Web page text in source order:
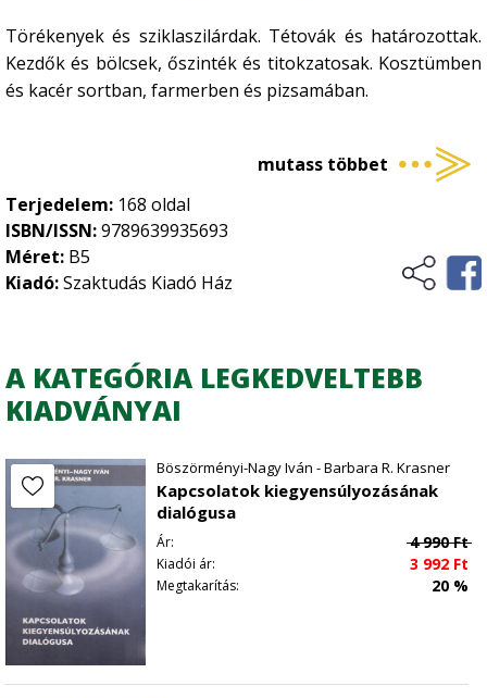
Kertészet
• Növényvédelem
Szőlészet-borászat
Történelem, kultúrtörténet
Törékenyek és sziklaszilárdak. Tétovák és határozottak.
Kezdők és bölcsek, őszinték és titokzatosak. Kosztümben
és kacér sortban, farmerben és pizsamában.
Álmodnak nyitott szívvel, ébrednek kétségekkel.
Szeretnek, remélnek, csalódnak, talpraállnak. Nélkülük
minden semmi, velük megtelik az űr. Millió év is kevés
lenne, hogy megfejthesd, mire gondolnak. A novellák –
tükrök, benne magadra ismersz. Vagy Rá? Ilyenek
vagyunk, ilyenek Ők: a Nők.
mutass többet
Terjedelem: 168 oldal
ISBN/ISSN:9789639935693
Méret: B5
Kiadó:Szaktudás Kiadó Ház
A KATEGÓRIA LEGKEDVELTEBB
KIADVÁNYAI
Böszörményi-Nagy Iván - Barbara R. Krasner
Kapcsolatok kiegyensúlyozásának
dialógusa
Ár: 4 990Ft
Kiadói ár: 3 992 Ft
Megtakarítás: 20 %